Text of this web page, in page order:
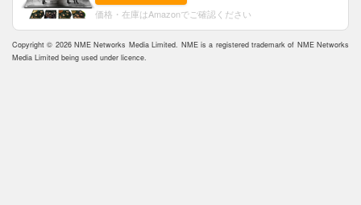
価格・在庫はAmazonでご確認ください
Copyright © 2026 NME Networks Media Limited. NME is a registered trademark of NME Networks
Media Limited being used under licence.